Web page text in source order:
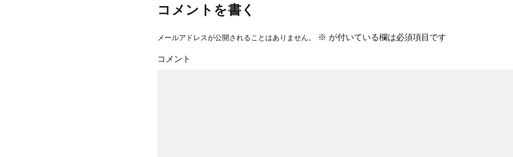
コメントを書く
メールアドレスが公開されることはありません。 ※ が付いている欄は必須項目です
コメント